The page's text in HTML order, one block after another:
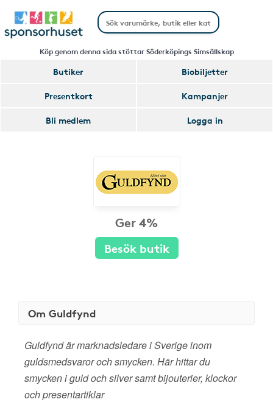
Köp genom denna sida stöttar Söderköpings Simsällskap
Butiker
Biobiljetter
Presentkort
Kampanjer
Bli medlem
Logga in
Ger 4%
Besök butik
Om Guldfynd
Guldfynd är marknadsledare i Sverige inom
guldsmedsvaror och smycken. Här hittar du
smycken i guld och silver samt bijouterier, klockor
och presentartiklar